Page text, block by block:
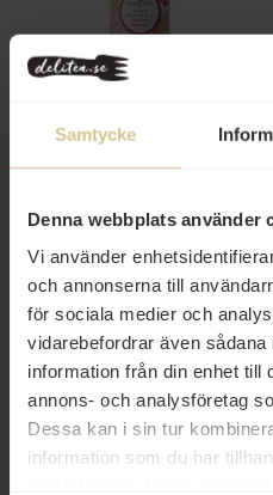
Samtycke
Denna webbplats använder
Vi använder
och annonserna till
för sociala medier och
vidarebefordrar även
information från din enhet till
annons- och analysföretag
Dessa kan i sin tur
information som du har
99 kr